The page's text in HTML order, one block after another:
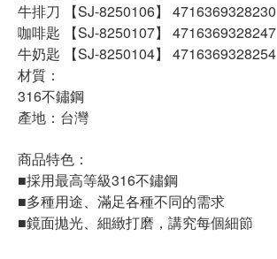
牛排刀 【SJ-8250106】 4716369328230
咖啡匙 【SJ-8250107】 4716369328247
牛奶匙 【SJ-8250104】 4716369328254
材質：
316不鏽鋼
產地：台灣
商品特色：
■採用最高等級316不鏽鋼
■多種用途、滿足各種不同的需求
■鏡面拋光、細緻打磨，講究每個細節